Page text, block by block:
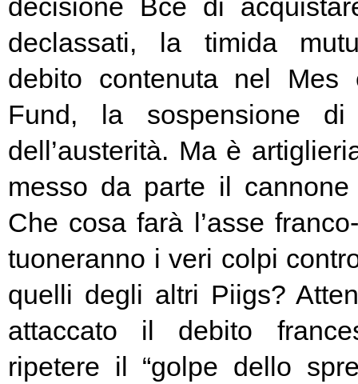
decisione Bce di
declassati, la timida
debito contenuta nel Mes
Fund, la sospensione di
dell’austerità. Ma è
messo da parte il
Che cosa farà l’asse
tuoneranno i veri colpi
quelli degli altri Piigs?
attaccato il debito
ripetere il “golpe dello